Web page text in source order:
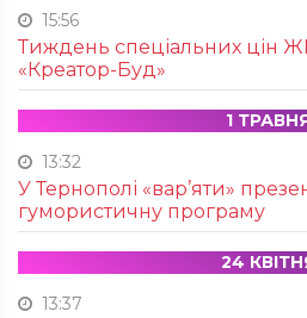
15:56
Тиждень спеціальних цін
«Креатор-Буд»
1
13:32
У Тернополі «вар’яти»
гумористичну програму
24
13:37